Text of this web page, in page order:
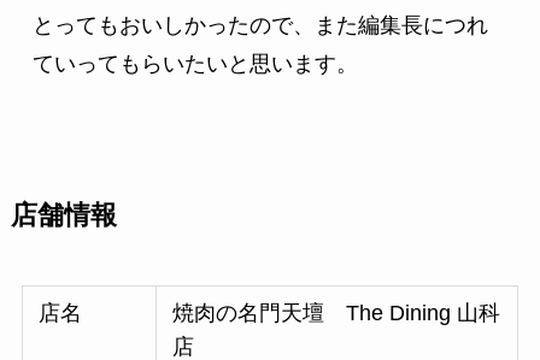
とってもおいしかったので、また編集長につれ
ていってもらいたいと思います。
店舗情報
店名
焼肉の名門天壇 The Dining 山科
店